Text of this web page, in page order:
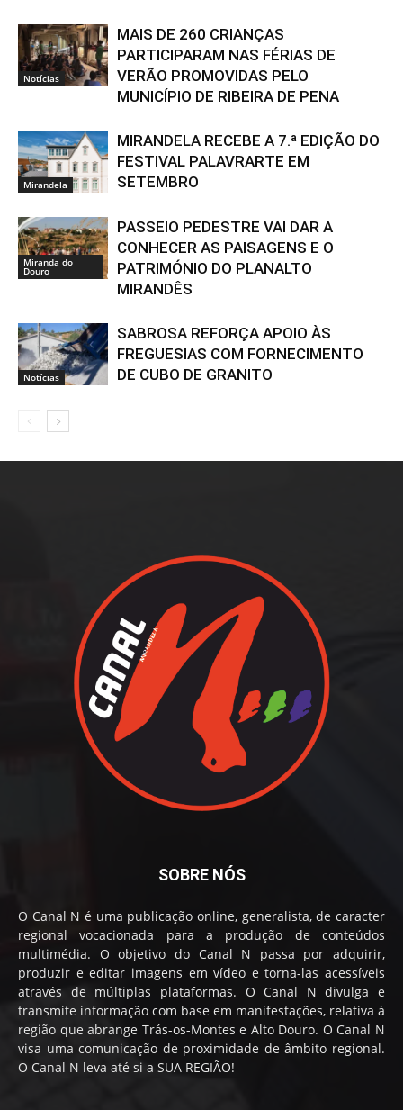
Notícias
MAIS DE 260 CRIANÇAS
PARTICIPARAM NAS FÉRIAS DE
VERÃO PROMOVIDAS PELO
MUNICÍPIO DE RIBEIRA DE PENA
Mirandela
MIRANDELA RECEBE A 7.ª EDIÇÃO DO
FESTIVAL PALAVRARTE EM
SETEMBRO
Miranda do
Douro
PASSEIO PEDESTRE VAI DAR A
CONHECER AS PAISAGENS E O
PATRIMÓNIO DO PLANALTO
MIRANDÊS
Notícias
SABROSA REFORÇA APOIO ÀS
FREGUESIAS COM FORNECIMENTO
DE CUBO DE GRANITO
SOBRE NÓS
O Canal N é uma publicação online, generalista, de caracter
regional vocacionada para a produção de conteúdos
multimédia. O objetivo do Canal N passa por adquirir,
produzir e editar imagens em vídeo e torna-las acessíveis
através de múltiplas plataformas. O Canal N divulga e
transmite informação com base em manifestações, relativa à
região que abrange Trás-os-Montes e Alto Douro. O Canal N
visa uma comunicação de proximidade de âmbito regional.
O Canal N leva até si a SUA REGIÃO!